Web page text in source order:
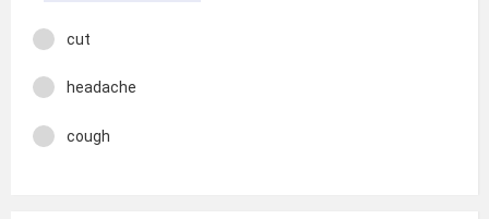
cut
headache
cough